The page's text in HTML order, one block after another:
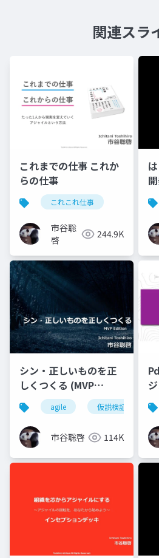
関連スラ
これまでの仕事 これか
らの仕事
これこれ仕事
市谷聡
啓
244.9K
シン・正しいものを正
しくつくる (MVP
Edition)agile 仮説検証
市谷聡啓 114K